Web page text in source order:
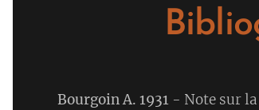
Bourgoin A. 1931 - Note sur